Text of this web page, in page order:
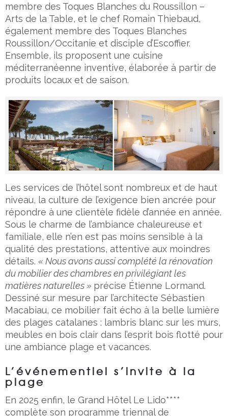
membre des Toques Blanches du Roussillon –
Arts de la Table, et le chef Romain Thiebaud,
également membre des Toques Blanches
Roussillon/Occitanie et disciple d’Escoffier.
Ensemble, ils proposent une cuisine
méditerranéenne inventive, élaborée à partir de
produits locaux et de saison.
Les services de l’hôtel sont nombreux et de haut
niveau, la culture de l’exigence bien ancrée pour
répondre à une clientèle fidèle d’année en année.
Sous le charme de l’ambiance chaleureuse et
familiale, elle n’en est pas moins sensible à la
qualité des prestations, attentive aux moindres
détails. « Nous avons aussi complété la rénovation
du mobilier des chambres en privilégiant les
matières naturelles » précise Étienne Lormand.
Dessiné sur mesure par l’architecte Sébastien
Macabiau, ce mobilier fait écho à la belle lumière
des plages catalanes : lambris blanc sur les murs,
meubles en bois clair dans l’esprit bois flotté pour
une ambiance plage et vacances.
L’événementiel s’invite à la
plage
En 2025 enfin, le Grand Hôtel Le Lido****
complète son programme triennal de